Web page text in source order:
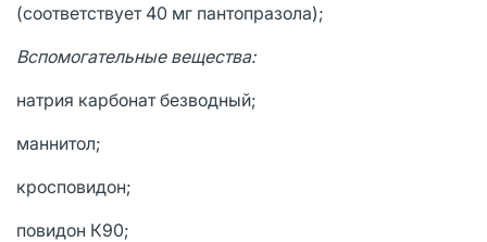
(соответствует 40 мг пантопразола);
Вспомогательные вещества:
натрия карбонат безводный;
маннитол;
кросповидон;
повидон К90;